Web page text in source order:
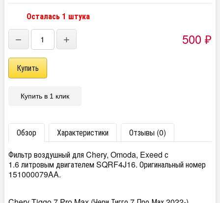
Осталась 1 штука
− + 500 ₽
Купить в 1 клик
Обзор Характеристики
Отзывы (0)
Фильтр воздушный для Chery, Omoda, Exeed с
1.6 литровым двигателем SQRF4J16. Оригинальный номер
151000079AA.